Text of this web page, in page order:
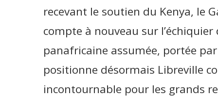
recevant le soutien du Kenya, le
compte à nouveau sur
panafricaine assumée, portée
positionne désormais Libreville
incontournable pour les grands